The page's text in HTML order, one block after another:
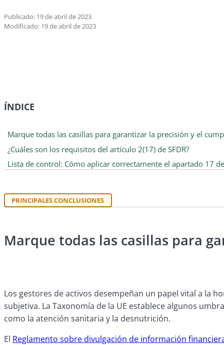
Publicado: 19 de abril de 2023
Modificado: 19 de abril de 2023
ÍNDICE
Marque todas las casillas para garantizar la precisión y el
¿Cuáles son los requisitos del artículo 2(17) de SFDR?
Lista de control: Cómo aplicar correctamente el apartado 17
PRINCIPALES CONCLUSIONES
Marque todas las casillas para
Los gestores de activos desempeñan un papel vital a la
subjetiva. La Taxonomía de la UE establece algunos
como la atención sanitaria y la desnutrición.
El Reglamento sobre divulgación de información